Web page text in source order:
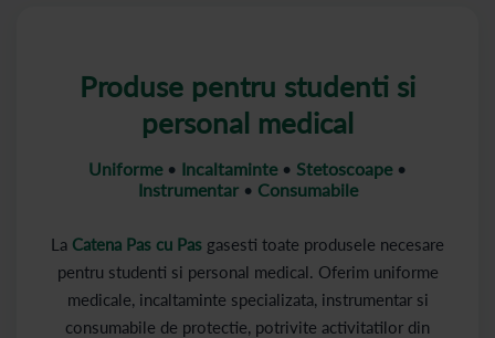
Produse pentru studenti si
personal medical
Uniforme• Incaltaminte• Stetoscoape•
Instrumentar• Consumabile
La Catena Pas cu Pas gasesti toate produsele necesare
pentru studenti si personal medical. Oferim uniforme
medicale, incaltaminte specializata, instrumentar si
consumabile de protectie, potrivite activitatilor din